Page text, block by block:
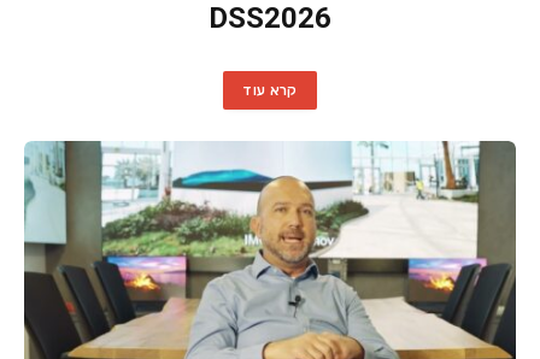
DSS2026
קרא עוד